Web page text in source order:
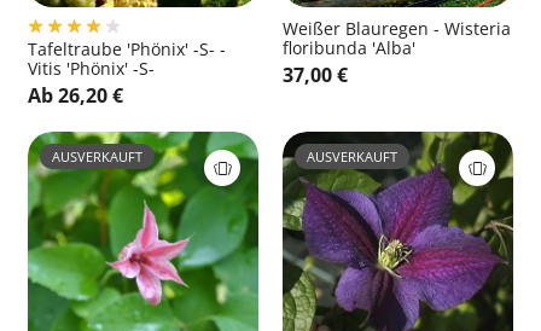
Tafeltraube 'Phönix' -S- -
Vitis 'Phönix' -S-
Ab 26,20 €
Weißer Blauregen - Wisteria
floribunda 'Alba'
37,00 €
AUSVERKAUFT AUSVERKAUFT